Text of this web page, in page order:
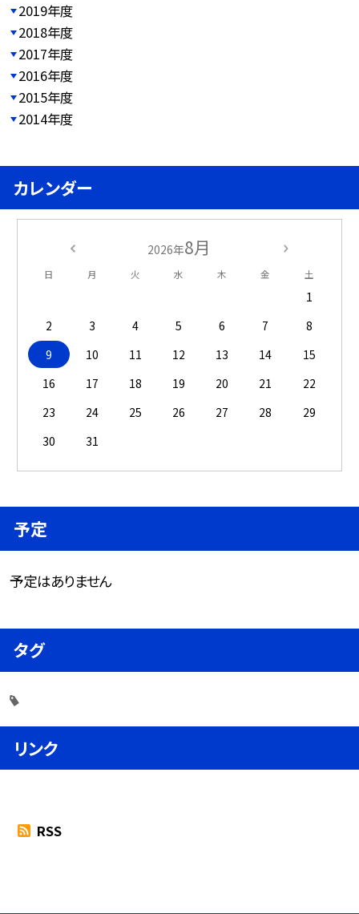
2019年度
2018年度
2017年度
2016年度
2015年度
2014年度
カレンダー
2026年8月
日 月 火 水 木 金 土
1
2
3 4 5 6 7
8
9
10 11 12 13 14
15
16
17 18 19 20 21
22
23
24 25 26 27 28
29
30
31
予定
予定はありません
タグ
リンク
RSS